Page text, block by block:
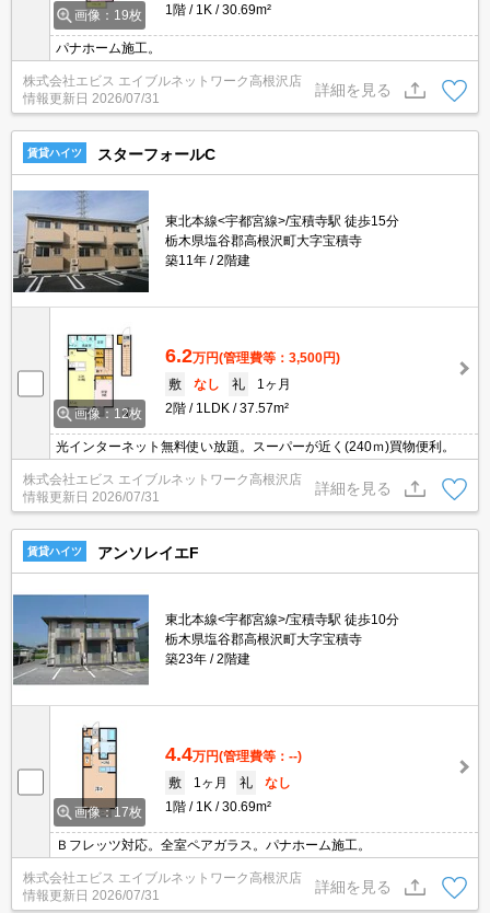
画像：19枚
1階
1K 30.69m²
パナホーム施工。
株式会社エビス エイブルネットワーク高根沢店
情報更新日 2026/07/31
詳細を見る
賃貸ハイツ スターフォールC
東北本線<宇都宮線>/宝積寺駅 徒歩15分
栃木県塩谷郡高根沢町大字宝積寺
築11年
2階建
画像：12枚
6.2万円(管理費等：3,500円)
敷
なし 礼
1ヶ月
2階
1LDK 37.57m²
光インターネット無料使い放題。スーパーが近く(240ｍ)買物便利。
株式会社エビス エイブルネットワーク高根沢店
情報更新日 2026/07/31
詳細を見る
賃貸ハイツ アンソレイエF
東北本線<宇都宮線>/宝積寺駅 徒歩10分
栃木県塩谷郡高根沢町大字宝積寺
築23年
2階建
画像：17枚
4.4万円(管理費等：--)
敷
1ヶ月 礼
なし
1階
1K 30.69m²
Ｂフレッツ対応。全室ペアガラス。パナホーム施工。
株式会社エビス エイブルネットワーク高根沢店
情報更新日 2026/07/31
詳細を見る